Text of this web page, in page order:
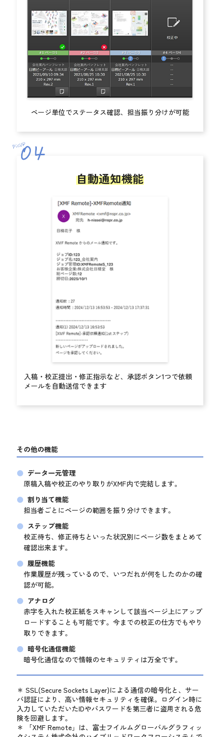
ページ単位でステータス確認、担当振り分けが可能
自動通知機能
入稿・校正提出・修正指示など、承認ボタン1つで依頼
メールを自動送信できます
その他の機能
データ一元管理
原稿入稿や校正のやり取りがXMF内で完結します。
割り当て機能
担当者ごとにページの範囲を振り分けできます。
ステップ機能
校正待ち、修正待ちといった状況別にページ数をまとめて
確認出来ます。
履歴機能
作業履歴が残っているので、いつだれが何をしたのかの確
認が可能。
アナログ
赤字を入れた校正紙をスキャンして該当ページ上にアップ
ロードすることも可能です。 今までの校正の仕方でもやり
取りできます。
暗号化通信機能
暗号化通信なので情報のセキュリティは万全です。
＊ SSL(Secure Sockets Layer)による通信の暗号化と、サー
バ認証により、高い情報セキュリティを確保。ログイン時に
入力していただいたIDやパスワードを第三者に盗用される危
険を回避します。
＊ 「XMF Remote」は、富士フイルムグローバルグラフィッ